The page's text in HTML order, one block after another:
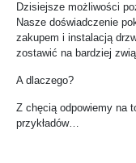
Dzisiejsze możliwości
Nasze doświadczenie
zakupem i instalacją
zostawić na bardziej
A dlaczego?
Z chęcią odpowiemy na
przykładów…